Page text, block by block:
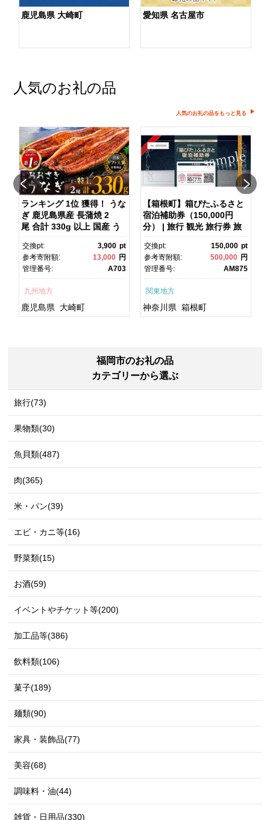
鹿児島県 大崎町 愛知県 名古屋市
人気のお礼の品
人気のお礼の品をもっと見る
ランキング 1位 獲得！ うな
ぎ 鹿児島県産 長蒲焼 2
尾 合計 330g 以上 国産 う
なぎ 鰻 ウナギ 蒲焼き 蒲
焼 かばやき 魚 魚介 魚貝 海
鮮 うな重 ひつまぶし 蒲
焼 訳あり ギフト 人気 おす
半島 A703
交換pt: 3,900 pt
参考寄附額:
13,000 円
管理番号:
A703
九州地方
鹿児島県 大崎町
【箱根町】箱ぴたふるさと
宿泊補助券（150,000円
分） | 旅行 観光 旅行券 旅
行クーポン クーポン 箱根
町ふるさと納税 神奈川県ふ
るさと納税 神奈川県 箱根
町
交換pt: 150,000 pt
参考寄附額:
500,000 円
管理番号:
AM875
関東地方
神奈川県 箱根町
福岡市のお礼の品
カテゴリーから選ぶ
旅行(73)
果物類(30)
魚貝類(487)
肉(365)
米・パン(39)
エビ・カニ等(16)
野菜類(15)
お酒(59)
イベントやチケット等(200)
加工品等(386)
飲料類(106)
菓子(189)
麺類(90)
家具・装飾品(77)
美容(68)
調味料・油(44)
雑貨・日用品(330)